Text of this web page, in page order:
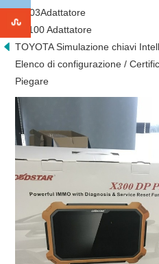
W003Adattatore
RT100 Adattatore
TOYOTA Simulazione chiavi
Elenco di configurazione /
Piegare